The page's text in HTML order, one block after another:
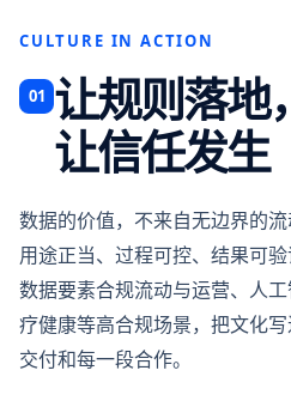
CULTURE IN ACTION
01 让规则落地，
让信任发生
数据的价值，不来自无边界的流
用途正当、过程可控、结果可
数据要素合规流动与运营、人
疗健康等高合规场景，把文化
交付和每一段合作。